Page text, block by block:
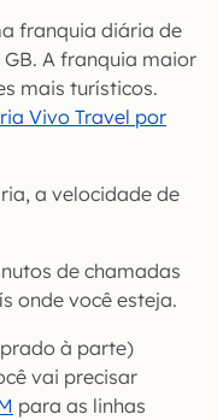
franquia diária de
A franquia maior
mais turísticos.
Vivo Travel por
a velocidade de
de chamadas
onde você esteja.
à parte)
vai precisar
para as linhas